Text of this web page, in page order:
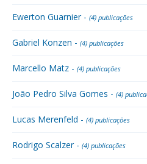
Ewerton Guarnier - (4) publicações
Gabriel Konzen - (4) publicações
Marcello Matz - (4) publicações
João Pedro Silva Gomes - (4)
Lucas Merenfeld - (4) publicações
Rodrigo Scalzer - (4) publicações